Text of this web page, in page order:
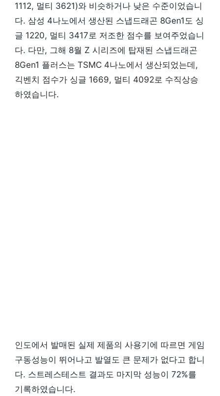
1112, 멀티 3621)와 비슷하거나 낮은 수준이었습니
다. 삼성 4나노에서 생산된 스냅드래곤 8Gen1도 싱
글 1220, 멀티 3417로 저조한 점수를 보여주었습니
다. 다만, 그해 8월 Z 시리즈에 탑재된 스냅드래곤
8Gen1 플러스는 TSMC 4나노에서 생산되었는데,
긱벤치 점수가 싱글 1669, 멀티 4092로 수직상승
하였습니다.
인도에서 발매된 실제 제품의 사용기에 따르면 게임
구동성능이 뛰어나고 발열도 큰 문제가 없다고 합니
다. 스트레스테스트 결과도 마지막 성능이 72%를
기록하였습니다.